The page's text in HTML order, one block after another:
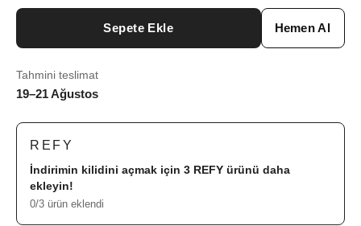
Sepete Ekle Hemen Al
Tahmini teslimat
19–21 Ağustos
REFY
İndirimin kilidini açmak için 3 REFY ürünü daha
ekleyin!
0/3 ürün eklendi